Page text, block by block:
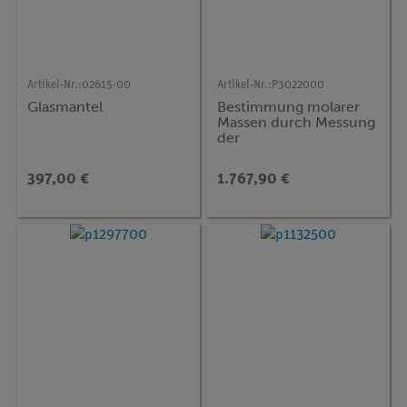
Artikel-Nr.:02615-00
Glasmantel
397,00 €
Artikel-Nr.: P3022000
Bestimmung molarer
Massen durch Messung
der
ung (Kryoskopie)
1.767,90 €